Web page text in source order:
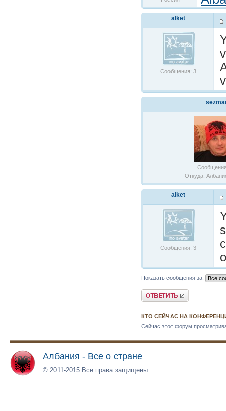
alket
Сообщения: 3
Откуда:
alket
Сообщения: 3
Показать сообщения за:
Ответить
КТО СЕЙЧАС НА
Сейчас этот форум
Албания - Все о стране
© 2011-2015 Все права защищены.